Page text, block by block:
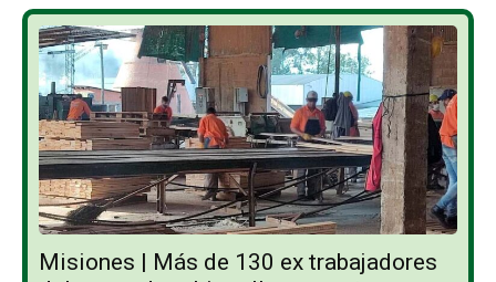
Misiones | Más de 130 ex trabajadores